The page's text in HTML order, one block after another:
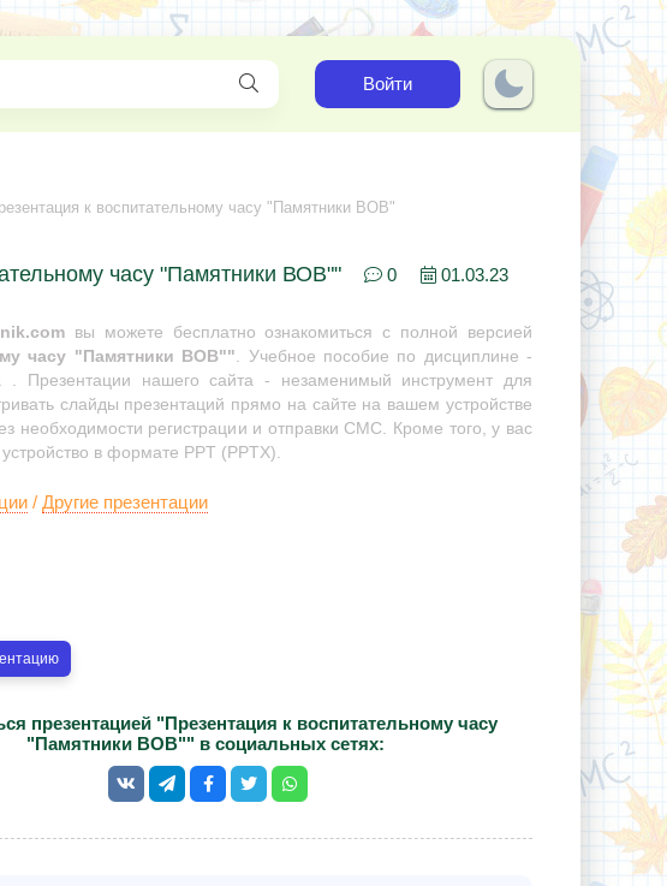
Войти
к воспитательному часу "Памятники ВОВ"
часу "Памятники ВОВ"" 0 01.03.23
вы можете бесплатно ознакомиться с полной версией
часу "Памятники ВОВ"". Учебное пособие по дисциплине -
. Презентации нашего сайта - незаменимый инструмент для
слайды презентаций прямо на сайте на вашем устройстве
необходимости регистрации и отправки СМС. Кроме того, у вас
в формате PPT (PPTX).
/ Другие презентации
презентацией "Презентация к воспитательному часу
"Памятники ВОВ"" в социальных сетях: